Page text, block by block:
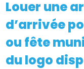
Louer une
d’arrivée
ou fête
du logo